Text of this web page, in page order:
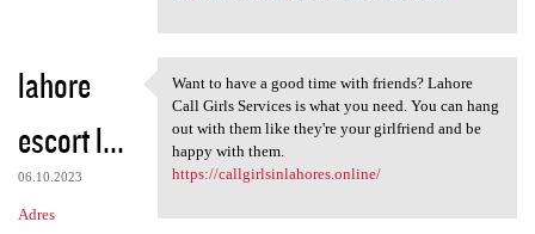
lahore
escort l...
06.10.2023
Adres
Want to have a good time with
Want to have a good time with friends? Lahore
Call Girls Services is what you need. You can hang
out with them like they're your girlfriend and be
happy with them.
https://callgirlsinlahores.online/